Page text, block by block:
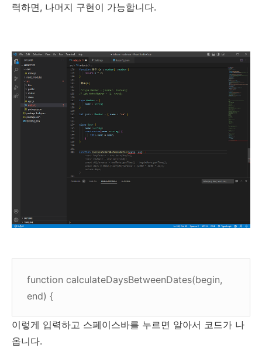
력하면, 나머지 구현이 가능합니다.
function calculateDaysBetweenDates(begin,
end) {
이렇게 입력하고 스페이스바를 누르면 알아서 코드가 나
옵니다.